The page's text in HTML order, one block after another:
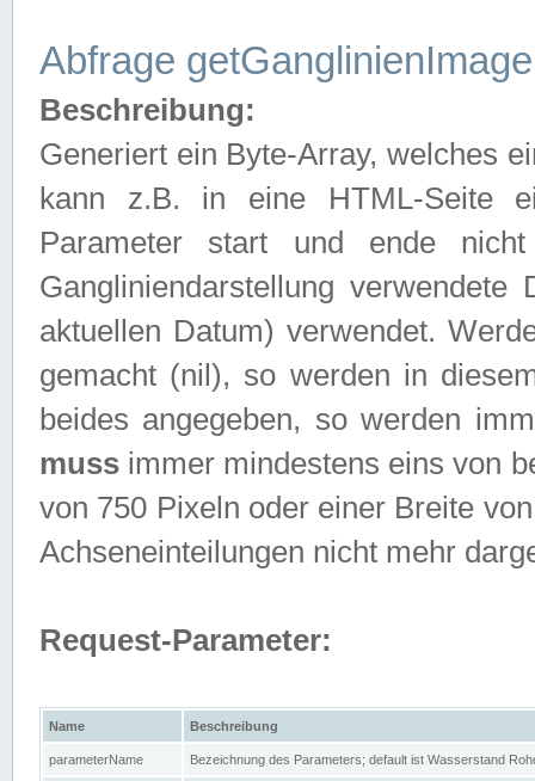
Abfrage getGanglinienImage
Beschreibung:
Generiert ein Byte-Array, welches
kann z.B. in eine HTML-Seite
Parameter start und ende
Gangliniendarstellung
aktuellen Datum) verwendet.
gemacht (nil), so werden in
beides angegeben, so werden
muss immer mindestens eins von
von 750 Pixeln oder einer Breite
Achseneinteilungen nicht mehr
Request-Parameter:
Name Beschreibung
parameterName Bezeichnung des Parameters; default ist Wasserstand